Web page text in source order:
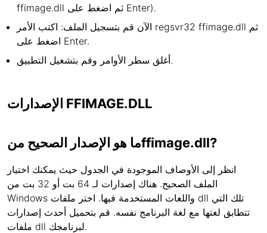
ffimage.dll ثم اضغط على Enter).
الآن قم بتسجيل الملف: اكتب الأمر regsvr32 ffimage.dll ثم
اضغط على Enter.
أغلق سطر الأوامر وقم بتشغيل التطبيق.
الإصدارات FFIMAGE.DLL
ما هو الإصدار الصحيح منffimage.dll?
انظر إلى الأوصاف الموجودة في الجدول حيث يمكنك اختيار
الملف الصحيح. هناك إصدارات لـ 64 بت أو 32 بت من
Windows واللغات المستخدمة فيها. اختر ملفات dll تلك التي
تتطابق لغتها مع لغة البرنامج نفسه. قم بتحميل أحدث إصدارات
ملفات dll لبرنامجك.